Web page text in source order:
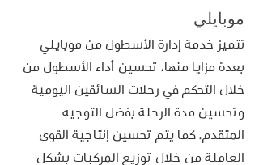
موبايلي
تتميز خدمة إدارة الأسطول من موبايلي
بعدة مزايا منها، تحسين أداء الأسطول من
خلال التحكم في رحلات السائقين اليومية
وتحسين مدة الرحلة بفضل التوجيه
المتقدم. كما يتم تحسين إنتاجية القوى
العاملة من خلال توزيع المركبات بشكل